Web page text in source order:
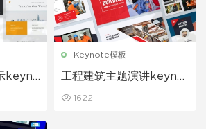
keyno
Keynote模板
工程建筑主题演讲keynot
1622